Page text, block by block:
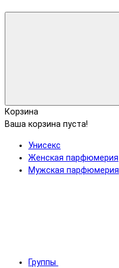
Корзина
Ваша корзина пуста!
Унисекс
Женская парфюмерия
Мужская парфюмерия
Группы